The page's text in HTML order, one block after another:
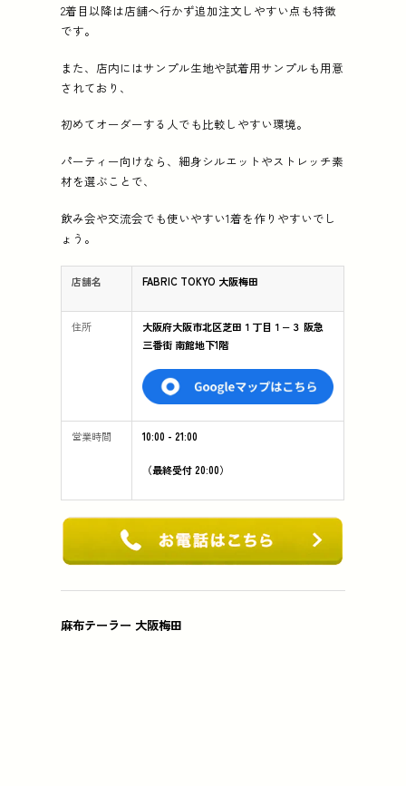
2着目以降は店舗へ行かず追加注文しやすい点も特徴
です。
また、店内にはサンプル生地や試着用サンプルも用意
されており、
初めてオーダーする人でも比較しやすい環境。
パーティー向けなら、細身シルエットやストレッチ素
材を選ぶことで、
飲み会や交流会でも使いやすい1着を作りやすいでし
ょう。
店舗名 FABRIC TOKYO 大阪梅田
住所
大阪府大阪市北区芝田１丁目１−３ 阪急
三番街 南館地下1階
営業時間 10:00 - 21:00
（最終受付 20:00）
麻布テーラー 大阪梅田